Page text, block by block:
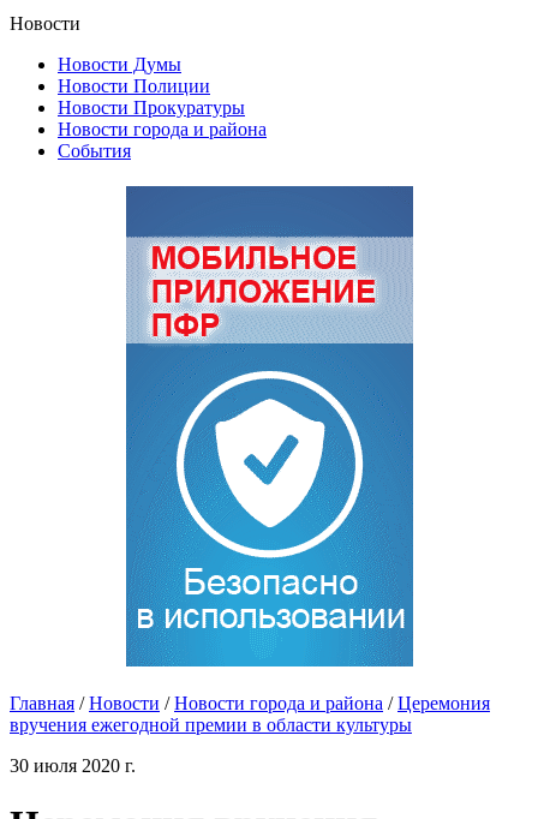
Новости
Новости Думы
Новости Полиции
Новости Прокуратуры
Новости города и района
События
Главная / Новости / Новости города и района / Церемония
вручения ежегодной премии в области культуры
30 июля 2020 г.